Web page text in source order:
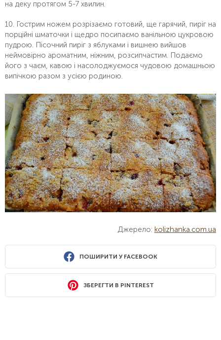
на деку протягом 5-7 хвилин.
10. Гострим ножем розрізаємо готовий, ще гарячий, пиріг на
порційні шматочки і щедро посипаємо ванільною цукровою
пудрою. Пісочний пиріг з яблуками і вишнею вийшов
неймовірно ароматним, ніжним, розсипчастим. Подаємо
його з чаєм, кавою і насолоджуємося чудовою домашньою
випічкою разом з усією родиною.
Джерело: kolizhanka.com.ua
ПОШИРИТИ У FACEBOOK
ЗБЕРЕГТИ В PINTEREST